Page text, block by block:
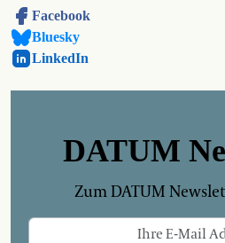
Facebook
Bluesky
LinkedIn
DATUM
Zum DATUM